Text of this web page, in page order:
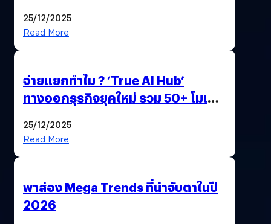
25/12/2025
Read More
จ่ายแยกทำไม ? ‘True AI Hub’
ทางออกธุรกิจยุคใหม่ รวม 50+ โมเดล
25/12/2025
Read More
พาส่อง Mega Trends ที่น่าจับตาในปี
2026